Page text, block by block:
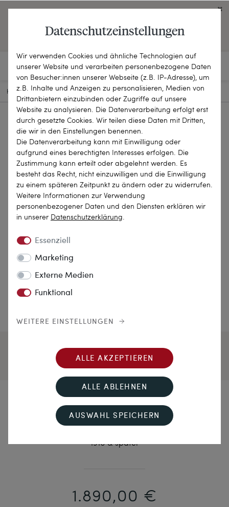
OPEN ENGLISH WEBSITE
HOME SCHMUCKSTÜCKE RINGE 24-1484
Farben der Freiheit
1910 & später
1.890,00 €
Datenschutzeinstellungen
Wir verwenden Cookies und ähnliche Technologien auf
unserer Website und verarbeiten personenbezogene Daten
von Besucher:innen unserer Webseite (z.B. IP-Adresse), um
z.B. Inhalte und Anzeigen zu personalisieren, Medien von
Drittanbietern einzubinden oder Zugriffe auf unsere
Website zu analysieren. Die Datenverarbeitung erfolgt erst
durch gesetzte Cookies. Wir teilen diese Daten mit Dritten,
die wir in den Einstellungen benennen.
Die Datenverarbeitung kann mit Einwilligung oder
aufgrund eines berechtigten Interesses erfolgen. Die
Zustimmung kann erteilt oder abgelehnt werden. Es
besteht das Recht, nicht einzuwilligen und die Einwilligung
zu einem späteren Zeitpunkt zu ändern oder zu widerrufen.
Weitere Informationen zur Verwendung
personenbezogener Daten und den Diensten erklären wir
in unserer Daten­schutz­erklärung.
Essenziell
Marketing
Externe Medien
Funktional
WEITERE EINSTELLUNGEN
ALLE AKZEPTIEREN
ALLE ABLEHNEN
AUSWAHL SPEICHERN